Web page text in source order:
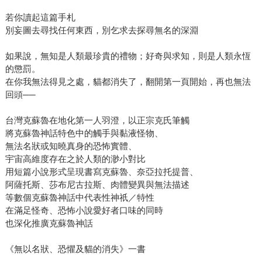
若你讀起這篇手札
別妄圖去尋找任何東西，別乞求去探尋無名的深淵
如果說，無知是人類最珍貴的禮物；好奇與求知，則是人類永恆
的懲罰。
在你我無法得見之處，貓都消失了，翻開第一頁開始，再也無法
回頭──
台灣克蘇魯在地化第一人羽澄，以正宗克氏筆觸
將克蘇魯神話特色中的觸手與黏液怪物、
無法名狀或知曉真身的恐怖實體、
宇宙高維度存在之於人類的渺小對比
用短篇小說形式呈現書寫克蘇魯、奈亞拉托提普、
阿薩托斯、莎布尼古拉斯、肉體變異與無法描述
等數個克蘇魯神話中代表性神祇／特性
在滿足怪奇、恐怖小說愛好者口味的同時
也深化推廣克蘇魯神話
《無以名狀、恐懼及貓的消失》一書